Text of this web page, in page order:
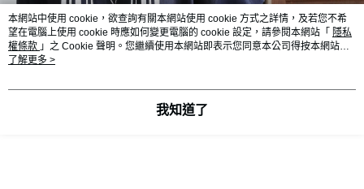
本網站中使用 cookie，欲查詢有關本網站使用 cookie 方式之詳情，及若您不希
望在電腦上使用 cookie 時應如何變更電腦的 cookie 設定，請參閱本網站「 隱私
權條款 」之 Cookie 聲明。您繼續使用本網站即表示您同意本公司得按本網站使
用條款之 Cookie 聲明使用 cookie。
了解更多 >
我知道了